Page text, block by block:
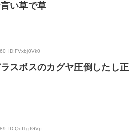
い草で草
ID:FVxbj0Vk0
スボスのカグヤ圧倒したし正
ID:QoI1gfGVp